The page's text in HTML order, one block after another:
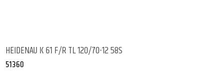
HEIDENAU K 61 F/R TL 120/70-12 58S
51360